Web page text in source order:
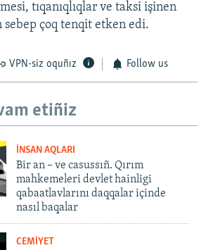
tıqanıqlıqlar ve taksi işinen
sebep çoq tenqit etken edi.
VPN-siz oquñız Follow us
etiñiz
İNSAN AQLARI
Bir an – ve casussıñ. Qırım
mahkemeleri devlet hainligi
qabaatlavlarını daqqalar içinde
nasıl baqalar
CEMİYET